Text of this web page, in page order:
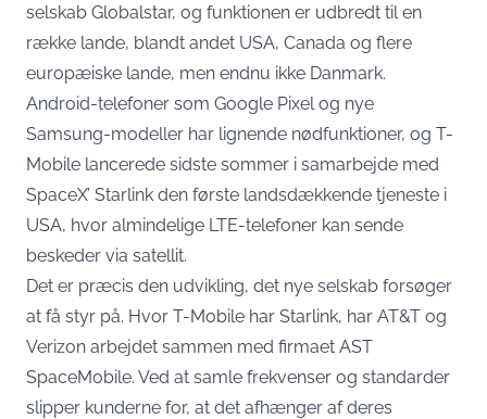
selskab Globalstar, og funktionen er udbredt til en
række lande, blandt andet USA, Canada og flere
europæiske lande, men endnu ikke Danmark.
Android-telefoner som Google Pixel og nye
Samsung-modeller har lignende nødfunktioner, og T-
Mobile lancerede sidste sommer i samarbejde med
SpaceX’ Starlink den første landsdækkende tjeneste i
USA, hvor almindelige LTE-telefoner kan sende
beskeder via satellit.
Det er præcis den udvikling, det nye selskab forsøger
at få styr på. Hvor T-Mobile har Starlink, har AT&T og
Verizon arbejdet sammen med firmaet AST
SpaceMobile. Ved at samle frekvenser og standarder
slipper kunderne for, at det afhænger af deres